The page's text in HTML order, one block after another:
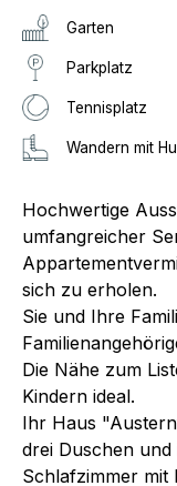
Garten
Parkplatz
Tennisplatz
Wandern mit
Hochwertige
umfangreicher
sich zu erholen.
Sie und Ihre
Die Nähe zum
Kindern ideal.
Ihr Haus
drei Duschen
Schlafzimmer mit